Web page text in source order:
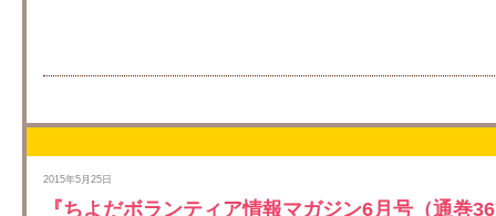
2015年5月25日
『ちよだボランティア情報マガジン6月号（通巻